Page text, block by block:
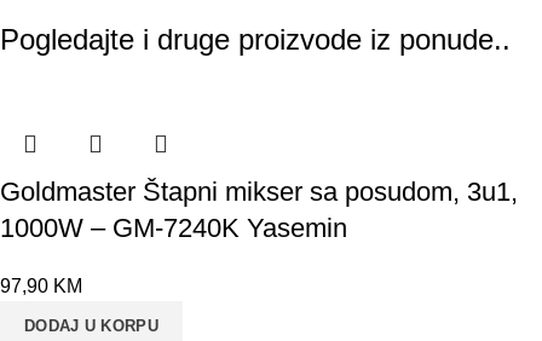
Pogledajte i druge proizvode iz ponude..
Goldmaster Štapni mikser sa posudom, 3u1,
1000W – GM-7240K Yasemin
97,90 KM
DODAJ U KORPU